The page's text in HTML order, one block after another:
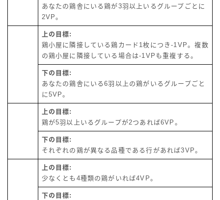
あなたの鶏舎にいる鶏が3羽以上いるグループごとに
2VP。
上の目標:
鶏小屋に隣接している鶏カード1枚につき-1VP。複数
の鶏小屋に隣接している場合は-1VPも重複する。
下の目標:
あなたの鶏舎にいる6羽以上の鶏がいるグループごと
に5VP。
上の目標:
鶏が5羽以上いるグループが2つあれば6VP。
下の目標:
それぞれの鶏が異なる品種である行があれば3VP。
上の目標:
少なくとも4種類の鶏がいれば4VP。
下の目標: